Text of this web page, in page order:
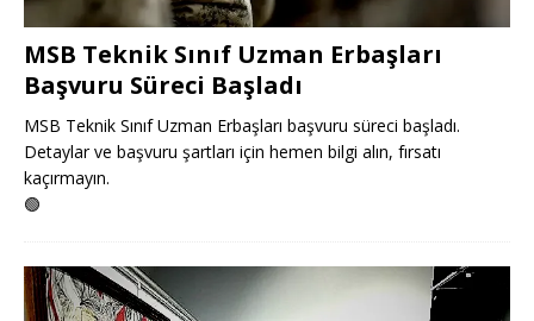
MSB Teknik Sınıf Uzman Erbaşları
Başvuru Süreci Başladı
MSB Teknik Sınıf Uzman Erbaşları başvuru süreci başladı.
Detaylar ve başvuru şartları için hemen bilgi alın, fırsatı
kaçırmayın.
🟢